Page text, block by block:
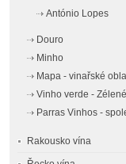
António Lopes
Douro
Minho
Mapa - vinařské
Vinho verde -
Parras Vinhos -
Rakousko vína